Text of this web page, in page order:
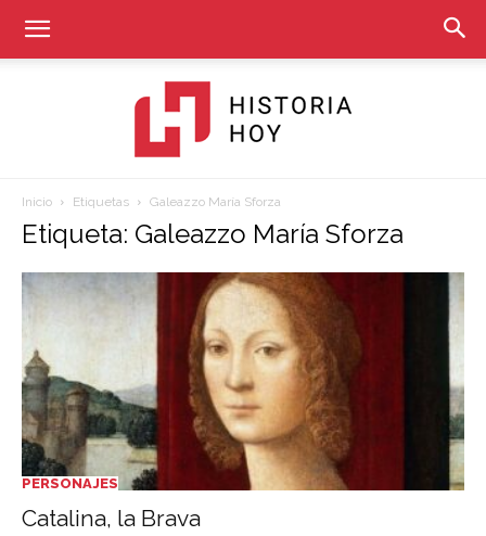
Historia
Hoy
Inicio Etiquetas Galeazzo María Sforza
Etiqueta: Galeazzo María Sforza
PERSONAJES
Catalina, la Brava